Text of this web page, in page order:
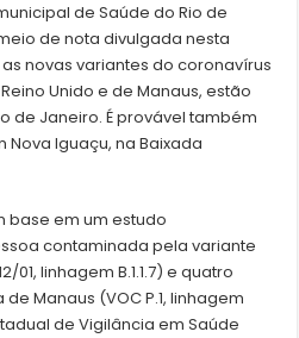
de Saúde do Rio de
de nota divulgada nesta
novas variantes do coronavírus
Unido e de Manaus, estão
de Janeiro. É provável também
Iguaçu, na Baixada
base em um estudo
contaminada pela variante
01, linhagem B.1.1.7) e quatro
Manaus (VOC P.1, linhagem
de Vigilância em Saúde